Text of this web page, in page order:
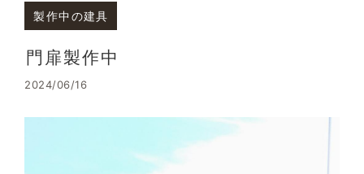
製作中の建具
門扉製作中
2024/06/16